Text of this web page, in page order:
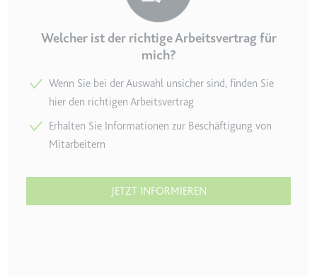
Welcher ist der richtige Arbeitsvertrag für
mich?
Wenn Sie bei der Auswahl unsicher sind, finden Sie
hier den richtigen Arbeitsvertrag
Erhalten Sie Informationen zur Beschäftigung von
Mitarbeitern
JETZT INFORMIEREN